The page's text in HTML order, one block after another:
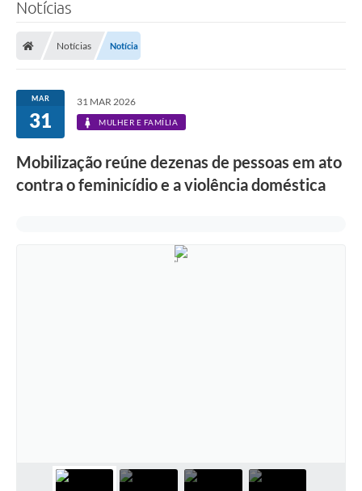
Portal da Transparência
Turismo
Secretarias
Notícias
Notícias Notícia
MAR
31
31 MAR 2026
MULHER E FAMÍLIA
Mobilização reúne dezenas de pessoas em ato
contra o feminicídio e a violência doméstica